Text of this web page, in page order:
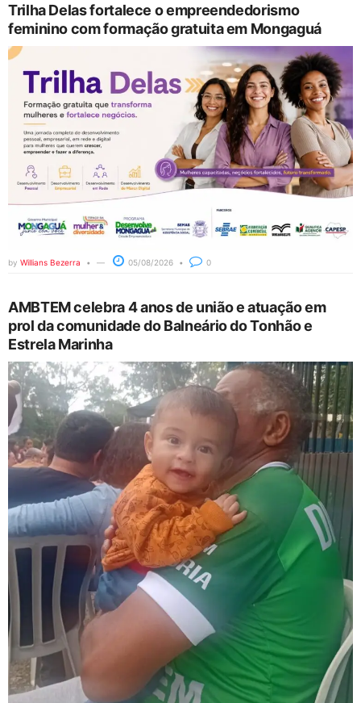
Trilha Delas fortalece o empreendedorismo
feminino com formação gratuita em Mongaguá
by Willians Bezerra 05/08/2026 0
AMBTEM celebra 4 anos de união e atuação em
prol da comunidade do Balneário do Tonhão e
Estrela Marinha